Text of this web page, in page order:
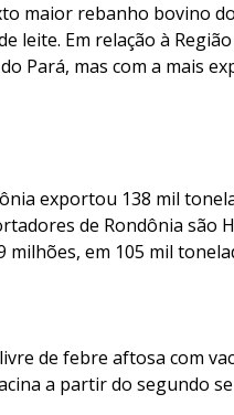
maior rebanho bovino
leite. Em relação à
Pará, mas com a mais
exportou 138 mil
de Rondônia são
em 105 mil
de febre aftosa com
a partir do segundo